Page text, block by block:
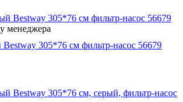
менеджера
Bestway 305*76 cм фильтр-насос 56679